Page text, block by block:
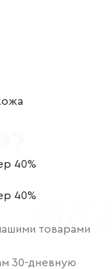
40%
40%
товарами
30-дневную